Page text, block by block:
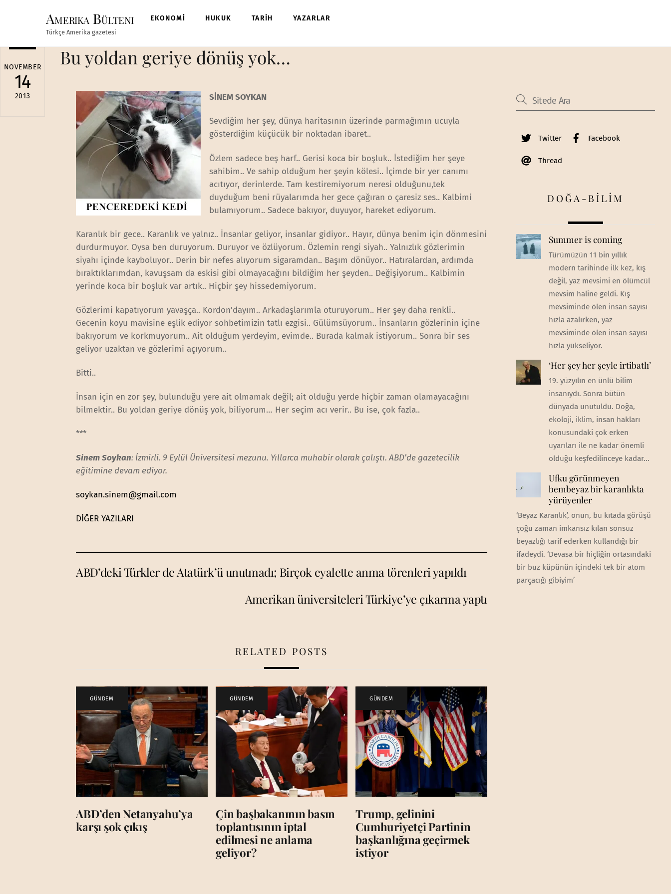
Amerika Bülteni
Türkçe Amerika gazetesi
EKONOMİ HUKUK TARİH YAZARLAR
NOVEMBER
14
2013
Bu yoldan geriye dönüş yok…
SİNEM SOYKAN
Sevdiğim her şey, dünya haritasının üzerinde parmağımın ucuyla
gösterdiğim küçücük bir noktadan ibaret..
Özlem sadece beş harf.. Gerisi koca bir boşluk.. İstediğim her şeye
sahibim.. Ve sahip olduğum her şeyin kölesi.. İçimde bir yer canımı
acıtıyor, derinlerde. Tam kestiremiyorum neresi olduğunu,tek
duyduğum beni rüyalarımda her gece çağıran o çaresiz ses.. Kalbimi
bulamıyorum.. Sadece bakıyor, duyuyor, hareket ediyorum.
Karanlık bir gece.. Karanlık ve yalnız.. İnsanlar geliyor, insanlar gidiyor.. Hayır, dünya benim için dönmesini
durdurmuyor. Oysa ben duruyorum. Duruyor ve özlüyorum. Özlemin rengi siyah.. Yalnızlık gözlerimin
siyahı içinde kayboluyor.. Derin bir nefes alıyorum sigaramdan.. Başım dönüyor.. Hatıralardan, ardımda
bıraktıklarımdan, kavuşsam da eskisi gibi olmayacağını bildiğim her şeyden.. Değişiyorum.. Kalbimin
yerinde koca bir boşluk var artık.. Hiçbir şey hissedemiyorum.
Gözlerimi kapatıyorum yavaşça.. Kordon’dayım.. Arkadaşlarımla oturuyorum.. Her şey daha renkli..
Gecenin koyu mavisine eşlik ediyor sohbetimizin tatlı ezgisi.. Gülümsüyorum.. İnsanların gözlerinin içine
bakıyorum ve korkmuyorum.. Ait olduğum yerdeyim, evimde.. Burada kalmak istiyorum.. Sonra bir ses
geliyor uzaktan ve gözlerimi açıyorum..
Bitti..
İnsan için en zor şey, bulunduğu yere ait olmamak değil; ait olduğu yerde hiçbir zaman olamayacağını
bilmektir.. Bu yoldan geriye dönüş yok, biliyorum… Her seçim acı verir.. Bu ise, çok fazla..
***
Sinem Soykan: İzmirli. 9 Eylül Üniversitesi mezunu. Yıllarca muhabir olarak çalıştı. ABD’de gazetecilik
eğitimine devam ediyor.
soykan.sinem@gmail.com
DİĞER YAZILARI
ABD’deki Türkler de Atatürk’ü unutmadı; Birçok eyalette anma törenleri yapıldı
Amerikan üniversiteleri Türkiye’ye çıkarma yaptı
RELATED POSTS
GÜNDEM
ABD’den Netanyahu’ya
karşı şok çıkış
GÜNDEM
Çin başbakanının basın
toplantısının iptal
edilmesi ne anlama
geliyor?
GÜNDEM
Trump, gelinini
Cumhuriyetçi Partinin
başkanlığına geçirmek
istiyor
Twitter Facebook
Thread
DOĞA-BİLİM
Summer is coming
Türümüzün 11 bin yıllık
modern tarihinde ilk kez, kış
değil, yaz mevsimi en ölümcül
mevsim haline geldi. Kış
mevsiminde ölen insan sayısı
hızla azalırken, yaz
mevsiminde ölen insan sayısı
hızla yükseliyor.
‘Her şey her şeyle irtibatlı’
19. yüzyılın en ünlü bilim
insanıydı. Sonra bütün
dünyada unutuldu. Doğa,
ekoloji, iklim, insan hakları
konusundaki çok erken
uyarıları ile ne kadar önemli
olduğu keşfedilinceye kadar...
Ufku görünmeyen
bembeyaz bir karanlıkta
yürüyenler
‘Beyaz Karanlık’, onun, bu kıtada görüşü
çoğu zaman imkansız kılan sonsuz
beyazlığı tarif ederken kullandığı bir
ifadeydi. ‘Devasa bir hiçliğin ortasındaki
bir buz küpünün içindeki tek bir atom
parçacığı gibiyim’